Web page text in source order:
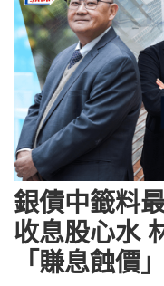
銀債中籤料
收息股心水
「賺息蝕價」